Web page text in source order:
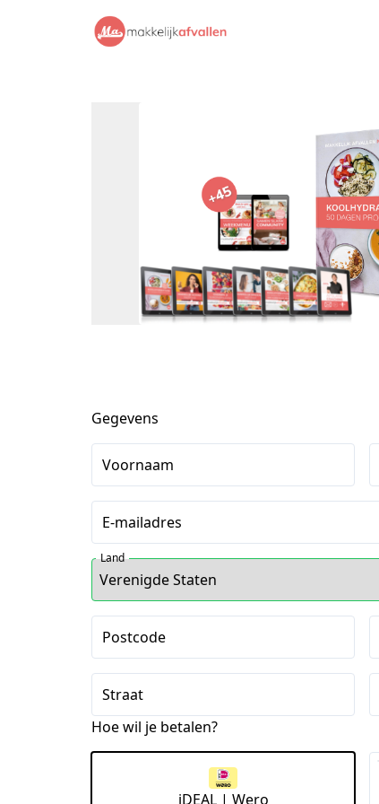
Gegevens
Voornaam
E-mailadres
Land
Postcode
Straat
Hoe wil je betalen?
iDEAL | Wero